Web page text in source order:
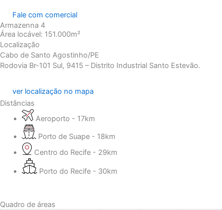
Fale com comercial
Armazenna 4
Área locável: 151.000m²
Localização
Cabo de Santo Agostinho/PE
Rodovia Br-101 Sul, 9415 – Distrito Industrial Santo Estevão.
ver localização no mapa
Distâncias
Aeroporto - 17km
Porto de Suape - 18km
Centro do Recife - 29km
Porto do Recife - 30km
Quadro de áreas